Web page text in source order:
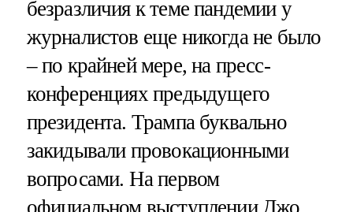
безразличия к теме пандемии у
журналистов еще никогда не было
– по крайней мере, на пресс-
конференциях предыдущего
президента. Трампа буквально
закидывали провокационными
вопросами. На первом